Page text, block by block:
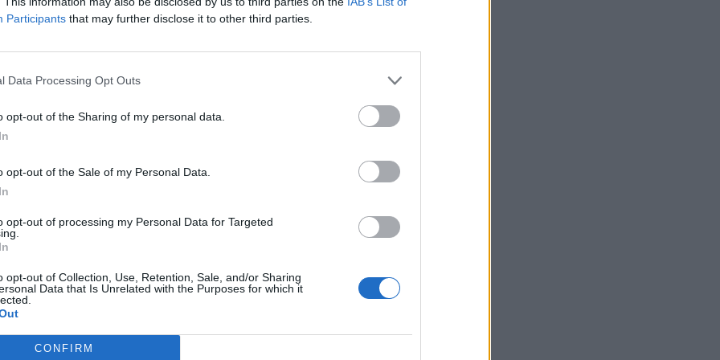
Participants that may further disclose it to other third parties.
Data Processing Opt Outs
opt-out of the Sharing of my personal data.
opt-out of the Sale of my Personal Data.
opt-out of processing my Personal Data for Targeted
opt-out of Collection, Use, Retention, Sale, and/or Sharing
Data that Is Unrelated with the Purposes for which it
CONFIRM
míg a Richter a 35,000-35,000 forintos szintek közelébe állhat be. A kisebbek
portfolio.hu hírarchívumához tartozik, melynek olvasása előfizetéses
tartalmazza:
elmúlt 2 év napon belüli
Előfizetés
VAGY? BEJELENTKEZÉS